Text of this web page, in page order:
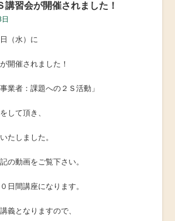
習会が開催されました！
（水）に
開催されました！
業者：課題への２Ｓ活動」
して頂き、
たしました。
の動画をご覧下さい。
日間講座になります。
義となりますので、